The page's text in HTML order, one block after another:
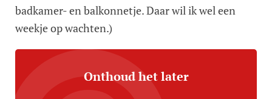
badkamer- en balkonnetje. Daar wil ik wel een
weekje op wachten.)
Onthoud het later